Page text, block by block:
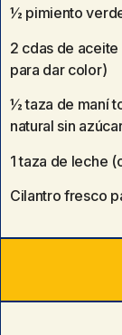
½ pimiento
2 cdas de
para dar color)
½ taza de maní
natural sin
1 taza de leche
Cilantro fresco